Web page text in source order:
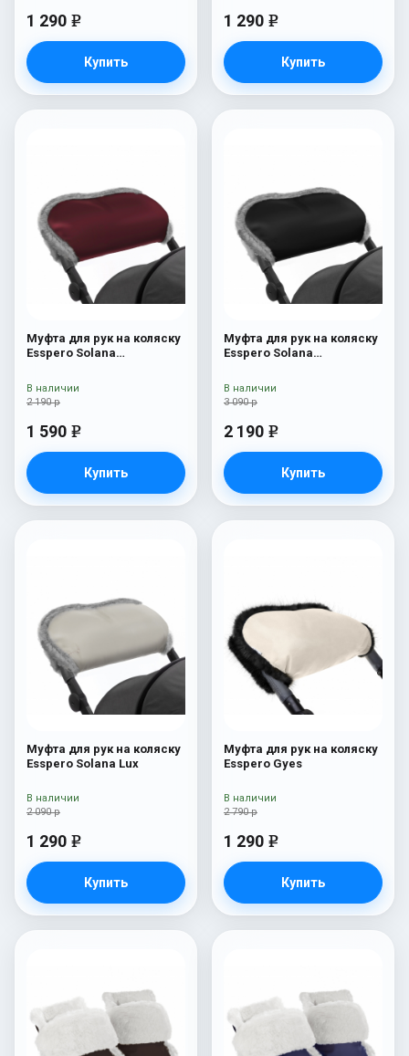
1 290 e
Купить
1 290 e
Купить
Муфта для рук на коляску
Esspero Solana
Bordeaux
2 190 р
1 590 e
Купить
В наличии
Муфта для рук на коляску
Esspero Solana
Black
3 090 р
2 190 e
Купить
В наличии
Муфта для рук на коляску
Esspero Solana Lux
2 090 р
1 290 e
Купить
В наличии
Муфта для рук на коляску
Esspero Gуеs
2 790 р
1 290 e
Купить
В наличии